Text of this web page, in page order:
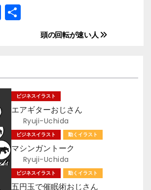
F
a
b
o
o
k
共
頭の回転が速い人
ビジネスイラスト
エアギターおじさん
Ryuji-Uchida
ビジネスイラスト 動くイラスト
マシンガントーク
Ryuji-Uchida
ビジネスイラスト 動くイラスト
五円玉で催眠術おじさん